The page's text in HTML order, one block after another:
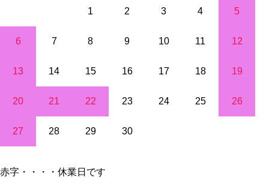
1 2 3 4 5
6 7 8 9 10 11 12
13 14 15 16 17 18 19
20 21 22 23 24 25 26
27 28 29 30
赤字・・・・休業日です